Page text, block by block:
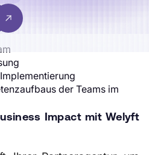
der Teams im
Impact mit Welyft